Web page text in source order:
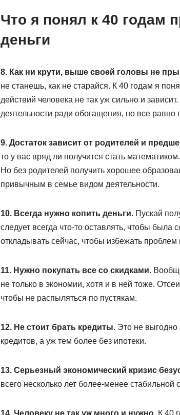
Что я понял к 40 годам
деньги
8. Как ни крути, выше своей головы не
не станешь, как не старайся. К 40 годам я
действий человека не так уж сильно и
деятельности ради обогащения, но все равно
9. Достаток зависит от родителей и
то у вас вряд ли получится стать
Но без родителей получить хорошее
привычным в семье видом деятельности.
10. Всегда нужно копить деньги. Пускай
следует всегда что-то оставлять, чтобы
откладывать сейчас, чтобы избежать
11. Нужно покупать все со скидками.
не только в экономии, хотя и в ней тоже.
чтобы не распыляться по пустякам.
12. Не стоит брать кредиты. Это не выгодно
кредитов, а уж тем более без ипотеки.
13. Серьезный экономический кризис
всего несколько лет более-менее стабильной
14. Человеку не так уж много и нужно. К 40